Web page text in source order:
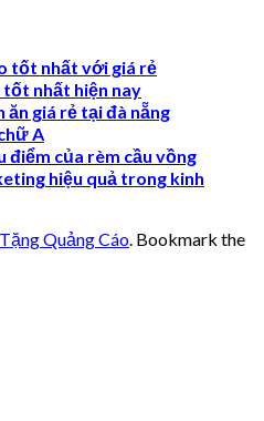
tốt nhất với giá rẻ
nhất hiện nay
ăn giá rẻ tại đà nẵng
A
điểm của rèm cầu vồng
hiệu quả trong kinh
Quảng Cáo . Bookmark the